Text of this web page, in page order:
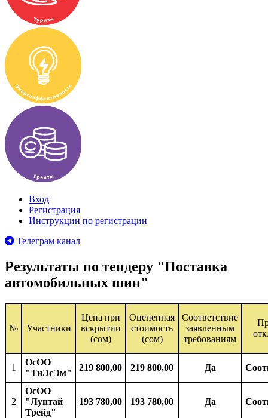
Вход
Регистрация
Инструкции по регистрации
Телеграм канал
Результаты по тендеру "Поставка
автомобильных шин"
№ Участники
Цена при
вскрытии
(сом)
Оцененная
стоимость
(сом)
Соответствие
заявленным
требованиям
1
ОсОО
"ТиЭсЭм"
219 800,00 219 800,00 Да
2
ОсОО
"Лунтай
Трейд"
193 780,00 193 780,00 Да